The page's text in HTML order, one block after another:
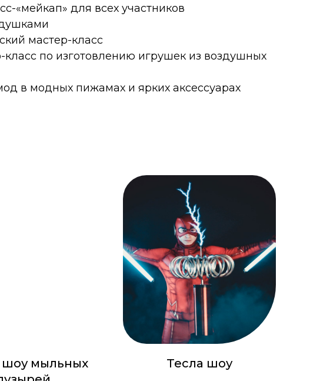
«мейкап» для всех участников
мастер-класс
по изготовлению игрушек из воздушных
в модных пижамах и ярких аксессуарах
мыльных
Тесла шоу